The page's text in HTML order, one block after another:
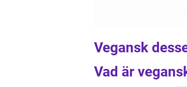
Vegansk
Vad är